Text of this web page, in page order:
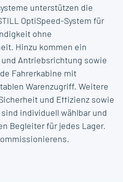
unterstützen die
OptiSpeed-System für
ohne
Hinzu kommen ein
Antriebsrichtung sowie
Fahrerkabine mit
Warenzugriff. Weitere
und Effizienz sowie
individuell wählbar und
Begleiter für jedes Lager.